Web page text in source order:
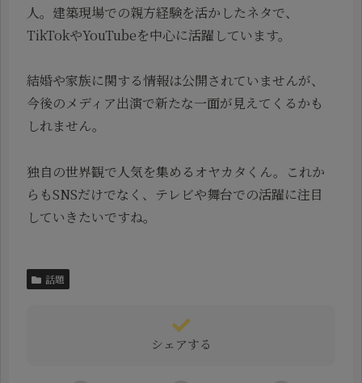
人。建築現場での親方経験を活かしたネタで、
TikTokやYouTubeを中心に活躍しています。
結婚や家族に関する情報は公開されていませんが、
今後のメディア出演で新たな一面が見えてくるかも
しれません。
独自の世界観で人気を集めるオヤカタくん。これか
らもSNSだけでなく、テレビや舞台での活躍に注目
していきたいですね。
話題
シェアする